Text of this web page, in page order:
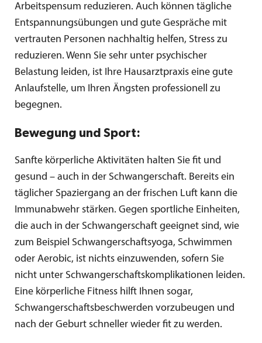
Arbeitspensum reduzieren. Auch können tägliche
Entspannungsübungen und gute Gespräche mit
vertrauten Personen nachhaltig helfen, Stress zu
reduzieren. Wenn Sie sehr unter psychischer
Belastung leiden, ist Ihre Hausarztpraxis eine gute
Anlaufstelle, um Ihren Ängsten professionell zu
begegnen.
Bewegung und Sport:
Sanfte körperliche Aktivitäten halten Sie fit und
gesund – auch in der Schwangerschaft. Bereits ein
täglicher Spaziergang an der frischen Luft kann die
Immunabwehr stärken. Gegen sportliche Einheiten,
die auch in der Schwangerschaft geeignet sind, wie
zum Beispiel Schwangerschaftsyoga, Schwimmen
oder Aerobic, ist nichts einzuwenden, sofern Sie
nicht unter Schwangerschaftskomplikationen leiden.
Eine körperliche Fitness hilft Ihnen sogar,
Schwangerschaftsbeschwerden vorzubeugen und
nach der Geburt schneller wieder fit zu werden.